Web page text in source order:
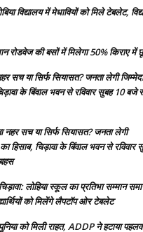
विद्यालय में मेधावियों को मिले टेबलेट,
रोडवेज की बसों में मिलेगा 50% किराए में
सच या सिर्फ सियासत? जनता लेगी
के बिंवाल भवन से रविवार सुबह 10 बजे
नहर सच या सिर्फ सियासत? जनता लेगी
हिसाब, चिड़ावा के बिंवाल भवन से रविवार
चिड़ावा: लोहिया स्कूल का प्रतिभा सम्मान
को मिलेंगे लैपटॉप ओर टेबलेट
को मिली राहत, ADDP ने हटाया